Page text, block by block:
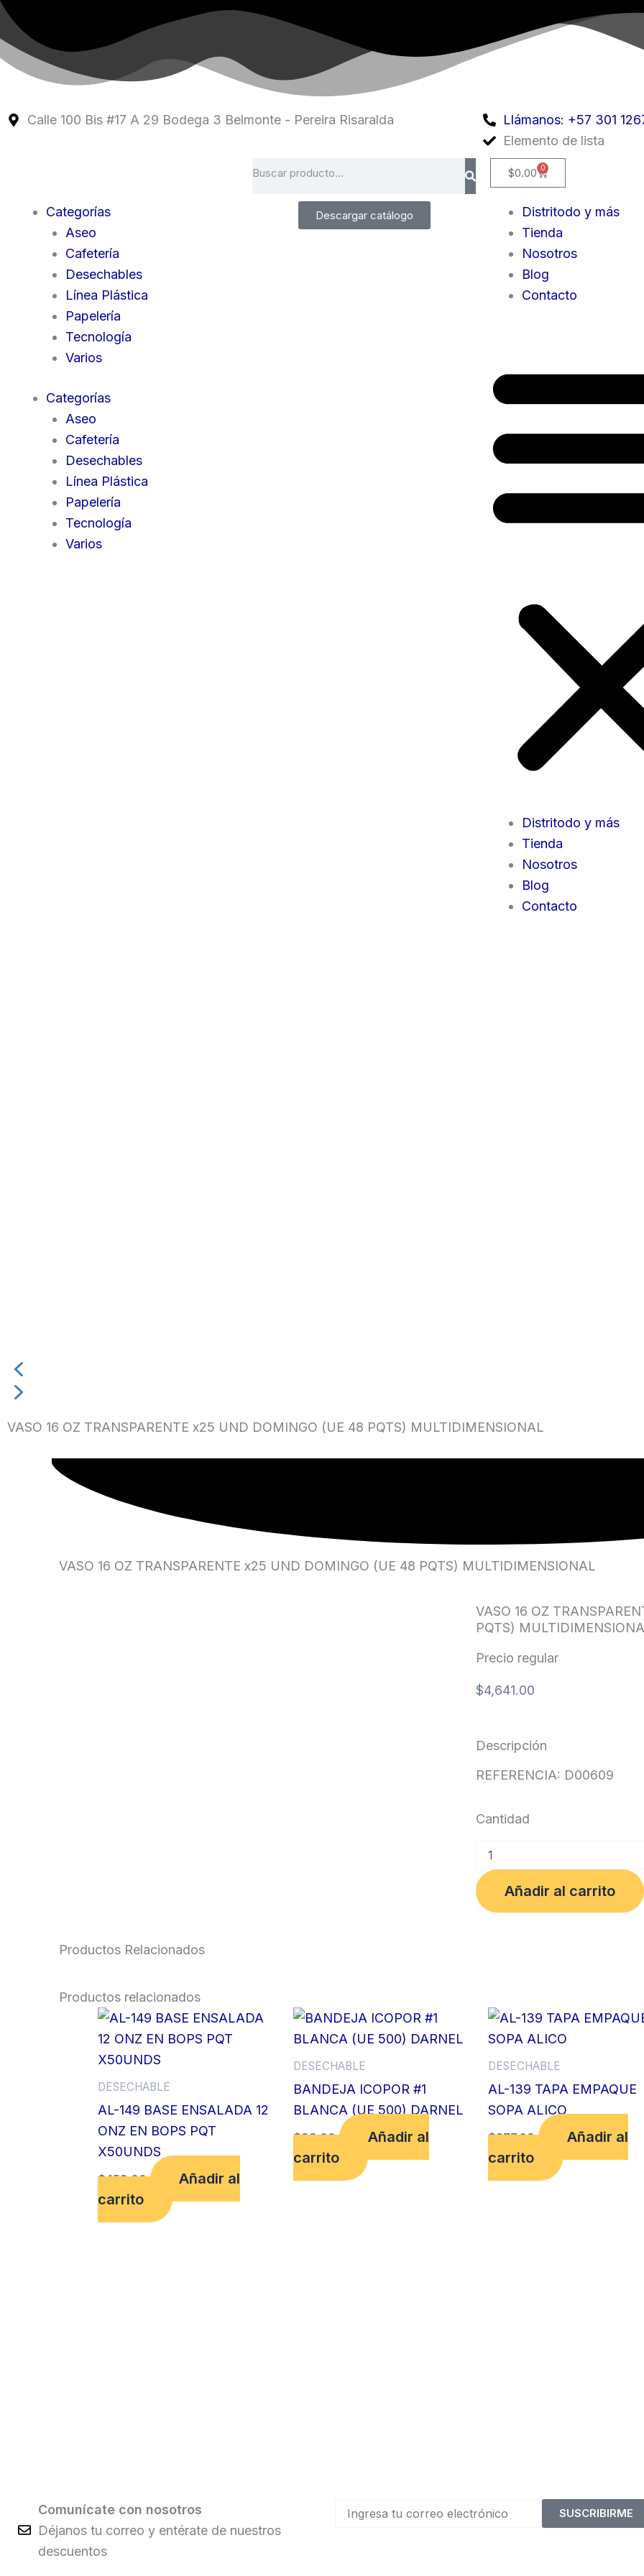
Ir
contenido
Calle 100 Bis #17 A 29 Bodega 3 Belmonte - Pereira Risaralda Llámanos: +57 301
Elemento de lista
$0.00 0
Cart
Categorías
Aseo
Cafetería
Desechables
Línea Plástica
Papelería
Tecnología
Varios
Categorías
Aseo
Cafetería
Desechables
Línea Plástica
Papelería
Tecnología
Varios
Descargar catálogo
Distritodo y más
Tienda
Nosotros
Blog
Contacto
Distritodo y más
Tienda
Nosotros
Blog
Contacto
VASO 16 OZ TRANSPARENTE x25 UND DOMINGO (UE 48 PQTS) MULTIDIMENSIONAL
VASO 16 OZ TRANSPARENTE x25 UND DOMINGO (UE 48 PQTS) MULTIDIMENSIONAL
VASO 16 OZ
PQTS)
Precio regular
$4,641.00
Descripción
REFERENCIA: D00609
Cantidad
OZ
TRANSPARENTE
x25
cantidad
Añadir al carrito
Productos Relacionados
Productos relacionados
DESECHABLE
AL-149 BASE ENSALADA 12
ONZ EN BOPS PQT
X50UNDS
$458.00
Añadir al
carrito
DESECHABLE
BANDEJA ICOPOR #1
BLANCA (UE 500) DARNEL
$99.00
Añadir al
carrito
DESECHABLE
AL-139 TAPA EMPAQUE
SOPA ALICO
$377.00
Añadir al
carrito
Comunícate con nosotros
Déjanos tu correo y entérate de nuestros
descuentos
SUSCRIBIRME